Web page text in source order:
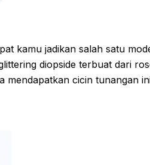
kamu jadikan salah satu
diopside terbuat dari
mendapatkan cicin tunangan